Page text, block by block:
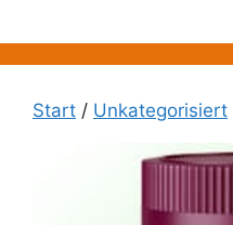
Inhalt
springen
Start / Unkategorisiert